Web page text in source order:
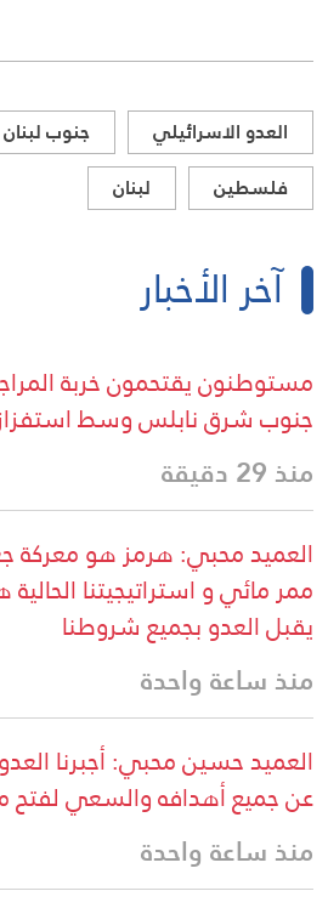
العدو الاسرائيلي جنوب لبنان
فلسطين
لبنان
آخر الأخبار
مستوطنون يقتحمون خربة
جنوب شرق نابلس وسط
منذ 29 دقيقة
العميد محبي: هرمز هو معركة
ممر مائي و استراتيجيتنا
يقبل العدو بجميع شروطنا
منذ ساعة واحدة
العميد حسين محبي: أجبرنا
عن جميع أهدافه والسعي
منذ ساعة واحدة